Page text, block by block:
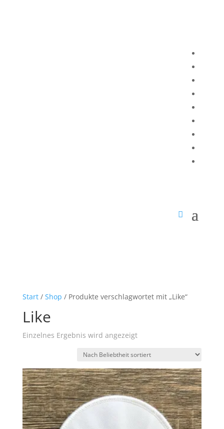
Start/ Shop / Produkte verschlagwortet mit „Like“
Like
Einzelnes Ergebnis wird angezeigt